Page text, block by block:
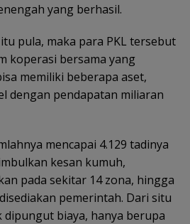
yang berhasil.
pula, maka para PKL tersebut
koperasi bersama yang
memiliki beberapa aset,
dengan pendapatan miliaran
mencapai 4.129 tadinya
kesan kumuh,
pada sekitar 14 zona, hingga
pemerintah. Dari situ
dipungut biaya, hanya berupa